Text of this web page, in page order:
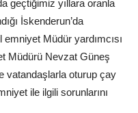
geçtiğimiz yıllara oranla
İskenderun’da
Müdür yardımcısı
Müdürü Nevzat Güneş
vatandaşlarla oturup çay
ile ilgili sorunlarını